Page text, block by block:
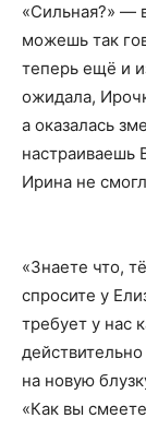
«Сильная?» —
можешь так
теперь ещё и
ожидала,
а оказалась
настраиваешь
Ирина не
«Знаете что,
спросите у
требует у нас
действительно
на новую
«Как вы